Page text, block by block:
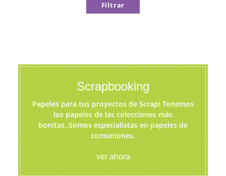
Filtrar
Scrapbooking
Papeles para tus proyectos de Scrap! Tenemos
los papeles de las colecciones más
bonitas..Somos especialistas en papeles de
comuniones.
ver ahora